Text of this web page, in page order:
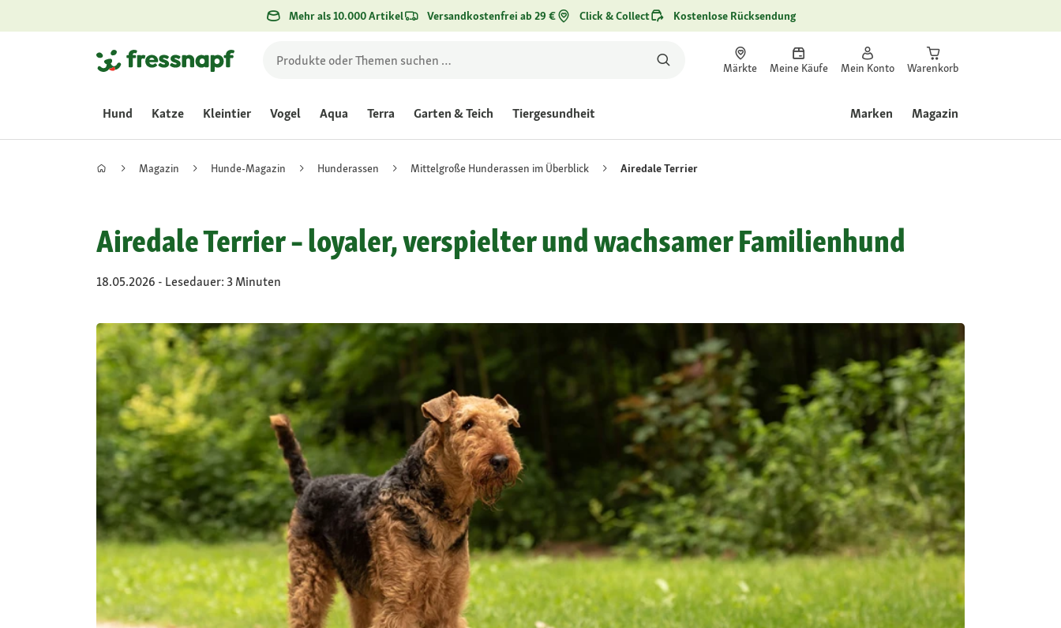
Mehr als 10.000 Artikel Versandkostenfrei ab 29 € Click & Collect Kostenlose Rücksendung
Märkte Meine Käufe Mein Konto Warenkorb
Hund Katze Kleintier Vogel Aqua Terra Garten & Teich Tiergesundheit Marken Magazin
Magazin Hunde-Magazin Hunderassen Mittelgroße Hunderassen im Überblick Airedale Terrier
Airedale Terrier – loyaler, verspielter und wachsamer Familienhund
18.05.2026 - Lesedauer: 3 Minuten